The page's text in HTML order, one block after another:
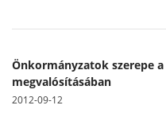
Önkormányzatok szerepe
megvalósításában
2012-09-12